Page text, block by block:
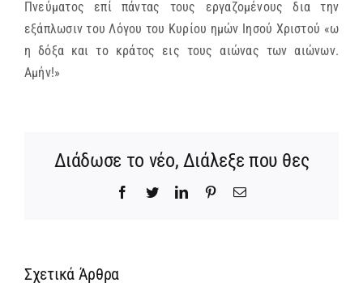
Πνεύματος επί πάντας τους εργαζομένους δια την
εξάπλωσιν του Λόγου του Κυρίου ημών Ιησού Χριστού «ω
η δόξα και το κράτος εις τους αιώνας των αιώνων.
Αμήν!»
Διάδωσε το νέο, Διάλεξε που θες
Facebook
TwitterLinkedInPinterestEmail
Σχετικά Άρθρα